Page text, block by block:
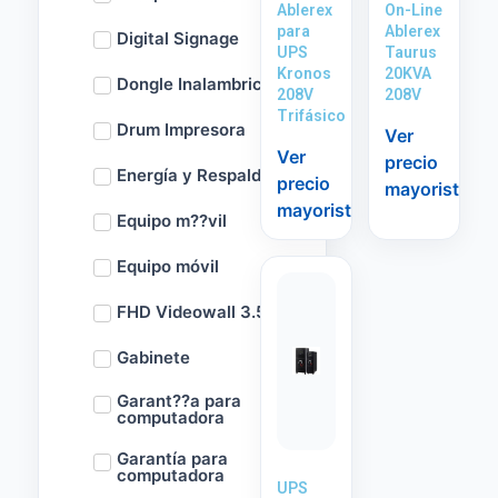
Digital Signage
Dongle Inalambrico
Drum Impresora
Energía y Respaldo
Equipo m??vil
Equipo móvil
FHD Videowall 3.5m
Gabinete
Garant??a para
computadora
Garantía para
computadora
Ablerex
para
UPS
Kronos
208V
Trifásico
Ver
precio
mayorista
On-Line
Ablerex
Taurus
20KVA
208V
Ver
precio
mayorista
UPS